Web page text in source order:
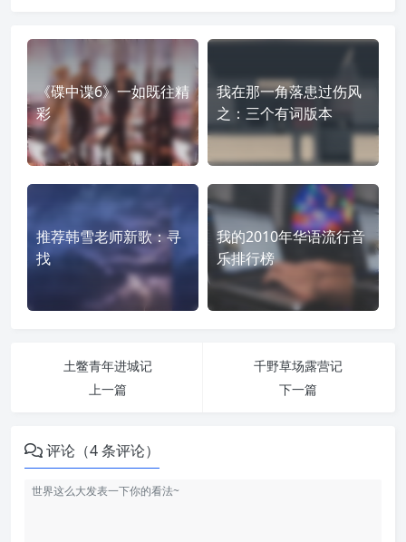
《碟中谍6》一如既往精
彩
我在那一角落患过伤风
之：三个有词版本
推荐韩雪老师新歌：寻
找
我的2010年华语流行音
乐排行榜
土鳖青年进城记
上一篇
千野草场露营记
下一篇
评论（4 条评论）